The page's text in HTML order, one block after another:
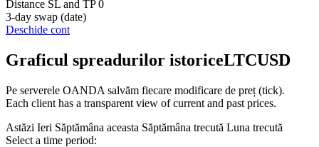
Distance SL and TP 0
3-day swap (date)
Deschide cont
Graficul spreadurilor istoriceLTCUSD
Pe serverele OANDA salvăm fiecare modificare de preț (tick).
Each client has a transparent view of current and past prices.
Astăzi Ieri Săptămâna aceasta Săptămâna trecută Luna trecută
Select a time period: